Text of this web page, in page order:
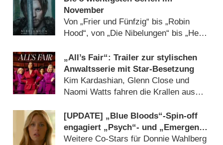
November
Von „Frier und Fünfzig“ bis „Robin
Hood“, von „Die Nibelungen“ bis „Herr
„All’s Fair“: Trailer zur stylischen
Anwaltsserie mit Star-Besetzung
Kim Kardashian, Glenn Close und
Naomi Watts fahren die Krallen aus
[UPDATE] „Blue Bloods“-Spin-off
engagiert „Psych“- und „Emergency
Room“-Stars
Weitere Co-Stars für Donnie Wahlberg